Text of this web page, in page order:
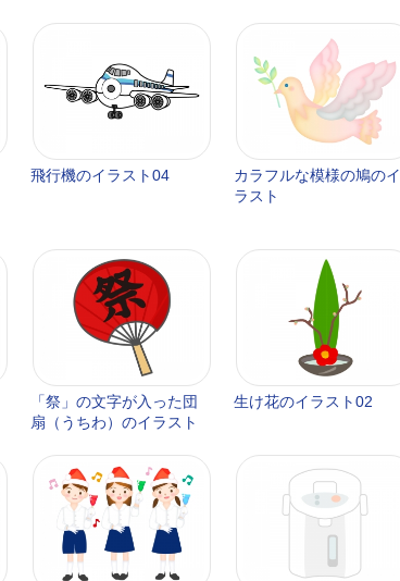
飛行機のイラスト04
カラフルな模様の鳩のイ
ラスト
「祭」の文字が入った団
扇（うちわ）のイラスト
生け花のイラスト02